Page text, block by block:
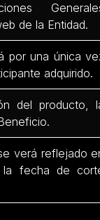
de la Entidad.
por una única
adquirido.
del producto,
verá reflejado
fecha de